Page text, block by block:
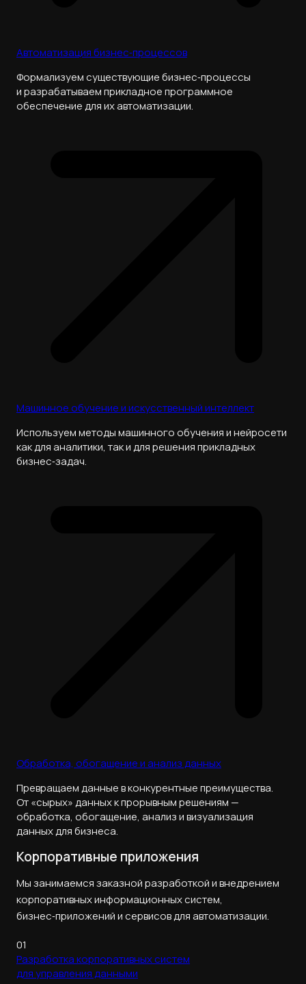
Автоматизация бизнес‑процессов
Формализуем существующие бизнес‑процессы
и разрабатываем прикладное программное
обеспечение для их автоматизации.
Машинное обучение и искусственный интеллект
Используем методы машинного обучения и нейросети
как для аналитики, так и для решения прикладных
бизнес‑задач.
Обработка, обогащение и анализ данных
Превращаем данные в конкурентные преимущества.
От «сырых» данных к прорывным решениям —
обработка, обогащение, анализ и визуализация
данных для бизнеса.
Корпоративные приложения
Мы занимаемся заказной разработкой и внедрением
корпоративных информационных систем,
бизнес‑приложений и сервисов для автоматизации.
01
Разработка корпоративных систем
для управления данными